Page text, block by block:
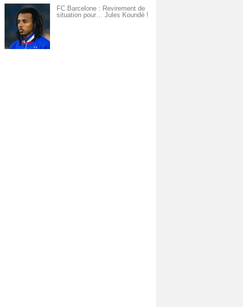
FC Barcelone : Revirement de
situation pour… Jules Koundé !